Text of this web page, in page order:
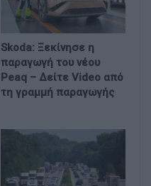
Skoda: Ξεκίνησε η
παραγωγή του νέου
Peaq – Δείτε Video από
τη γραμμή παραγωγής